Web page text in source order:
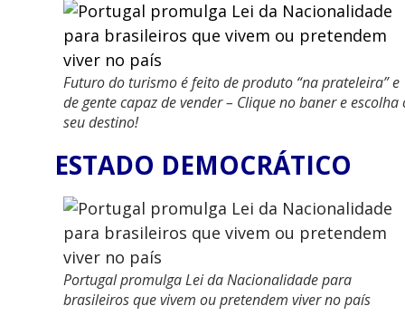
Futuro do turismo é feito de produto “na prateleira” e
de gente capaz de vender – Clique no baner e escolha
seu destino!
ESTADO DEMOCRÁTICO
Portugal promulga Lei da Nacionalidade para
brasileiros que vivem ou pretendem viver no país